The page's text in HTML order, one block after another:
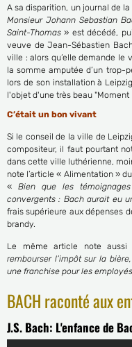
A sa disparition, un journal de
Monsieur Johann Sebastian
Saint-Thomas » est décédé,
veuve de Jean-Sébastien
ville : alors qu’elle demande le
la somme amputée d’un trop-
lors de son installation à
l'objet d'une très beau
C’était un bon vivant
Si le conseil de la ville de
compositeur, il faut pourtant
dans cette ville luthérienne,
note l’article « Alimentation » du
« Bien que les
convergents : Bach aurait eu
frais supérieure aux dépenses
brandy.
Le même article note
rembourser l’impôt sur la
une franchise pour les employés
BACH raconté aux
J.S. Bach: L'enfance de